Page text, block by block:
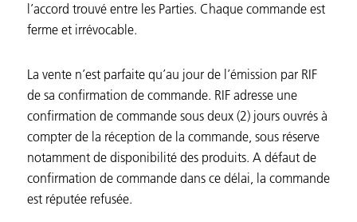
l’accord trouvé entre les Parties. Chaque commande est
ferme et irrévocable.
La vente n’est parfaite qu’au jour de l’émission par RIF
de sa confirmation de commande. RIF adresse une
confirmation de commande sous deux (2) jours ouvrés à
compter de la réception de la commande, sous réserve
notamment de disponibilité des produits. A défaut de
confirmation de commande dans ce délai, la commande
est réputée refusée.